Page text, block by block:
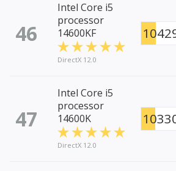
46
Intel Core i5
processor
14600KF
DirectX 12.0
47
Intel Core i5
processor
14600K
DirectX 12.0